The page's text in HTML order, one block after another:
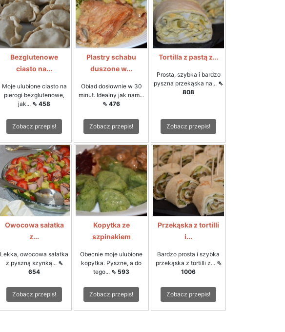
Bezglutenowe
ciasto na...
Moje ulubione ciasto na
pierogi bezglutenowe,
jak... ⇖ 458
Zobacz przepis!
Plastry schabu
duszone w...
Obiad dosłownie w 30
minut. Idealny jak nam...
⇖ 476
Zobacz przepis!
Tortilla z pastą z...
Prosta, szybka i bardzo
pyszna przekąska na... ⇖
808
Zobacz przepis!
Owocowa sałatka
z...
Lekka, owocowa sałatka
z pyszną szynką... ⇖
654
Zobacz przepis!
Kopytka ze
szpinakiem
Obecnie moje ulubione
kopytka. Pyszne, a do
tego... ⇖ 593
Zobacz przepis!
Przekąska z tortilli
i...
Bardzo prosta i szybka
przekąska z tortilli z... ⇖
1006
Zobacz przepis!